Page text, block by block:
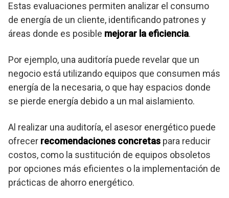
Estas evaluaciones permiten analizar el consumo
de energía de un cliente, identificando patrones y
áreas donde es posible mejorar la eficiencia.
Por ejemplo, una auditoría puede revelar que un
negocio está utilizando equipos que consumen más
energía de la necesaria, o que hay espacios donde
se pierde energía debido a un mal aislamiento.
Al realizar una auditoría, el asesor energético puede
ofrecer recomendaciones concretas para reducir
costos, como la sustitución de equipos obsoletos
por opciones más eficientes o la implementación de
prácticas de ahorro energético.